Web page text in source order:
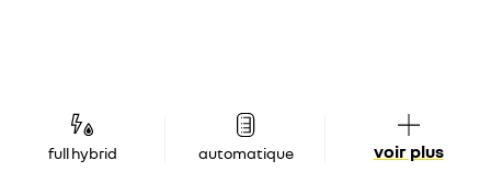
full hybrid automatique voir plus